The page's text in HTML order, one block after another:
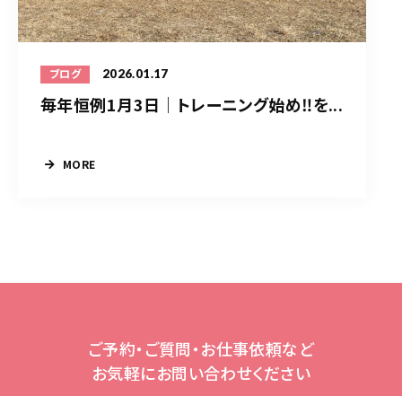
ブログ 2026.01.17
毎年恒例1月3日｜トレーニング始め‼️を...
MORE
ご予約・ご質問・お仕事依頼など
お気軽にお問い合わせください